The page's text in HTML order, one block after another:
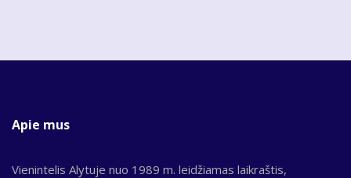
Apie mus
Vienintelis Alytuje nuo 1989 m. leidžiamas laikraštis,